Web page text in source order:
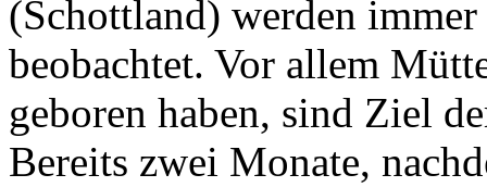
(Schottland) werden
beobachtet. Vor allem
geboren haben, sind Ziel
Bereits zwei Monate,